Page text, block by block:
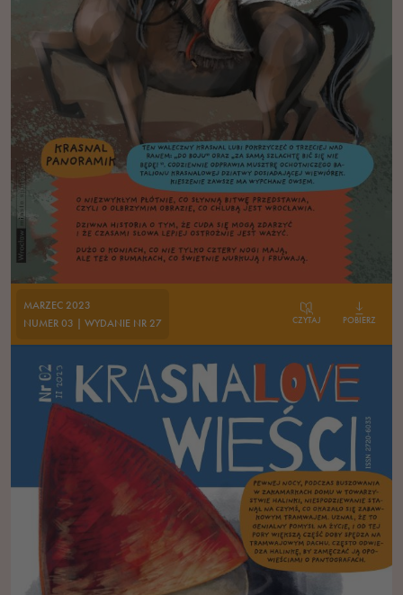
MARZEC 2023
NUMER 03 | WYDANIE NR 27
CZYTAJ POBIERZ
poprawić
funkcjonalność
i strukturę
strony
internetowej,
na podstawie
tego, jak
strona jest
używana.
Doświadczenie
działała jak
najlepiej podczas
twojego przejścia
na nią. Jeśli
odrzucisz te pliki
cookie, niektóre
funkcje znikną ze
strony
internetowej.
Marketing
Udostępniając